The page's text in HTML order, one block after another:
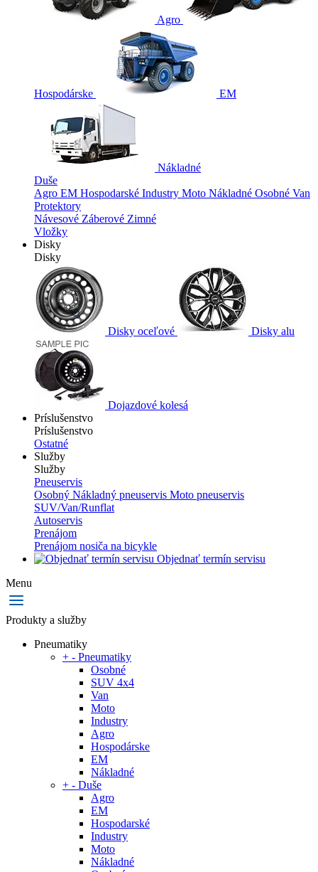
Agro
Hospodárske EM
Nákladné
Duše
Agro EM Hospodarské Industry Moto Nákladné Osobné Van
Protektory
Návesové Záberové Zimné
Vložky
Disky
Disky
Disky oceľové Disky alu
Dojazdové kolesá
Príslušenstvo
Príslušenstvo
Ostatné
Služby
Služby
Pneuservis
Osobný Nákladný pneuservis Moto pneuservis
SUV/Van/Runflat
Autoservis
Prenájom
Prenájom nosiča na bicykle
Objednať termín servisu
Menu
Produkty a služby
Pneumatiky
+ - Pneumatiky
Osobné
SUV 4x4
Van
Moto
Industry
Agro
Hospodárske
EM
Nákladné
+ - Duše
Agro
EM
Hospodarské
Industry
Moto
Nákladné